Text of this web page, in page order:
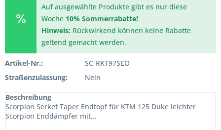
Auf ausgewählte Produkte gibt es nur diese
Woche 10% Sommerrabatte!
Hinweis: Rückwirkend können keine Rabatte
geltend gemacht werden.
Artikel-Nr.:
SC-RKT97SEO
Straßenzulassung:
Nein
Beschreibung
Scorpion Serket Taper Endtopf für KTM 125 Duke leichter
Scorpion Enddämpfer mit...